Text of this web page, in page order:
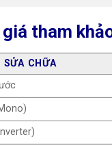
tham
SỬA CHỮA